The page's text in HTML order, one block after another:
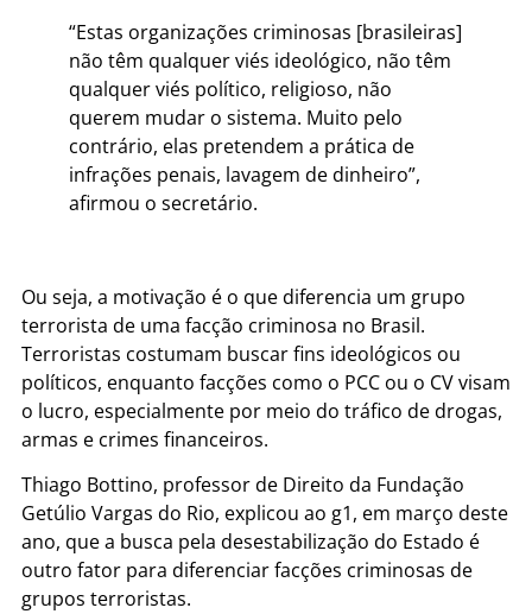
“Estas organizações criminosas [brasileiras]
não têm qualquer viés ideológico, não têm
qualquer viés político, religioso, não
querem mudar o sistema. Muito pelo
contrário, elas pretendem a prática de
infrações penais, lavagem de dinheiro”,
afirmou o secretário.
Ou seja, a motivação é o que diferencia um grupo
terrorista de uma facção criminosa no Brasil.
Terroristas costumam buscar fins ideológicos ou
políticos, enquanto facções como o PCC ou o CV visam
o lucro, especialmente por meio do tráfico de drogas,
armas e crimes financeiros.
Thiago Bottino, professor de Direito da Fundação
Getúlio Vargas do Rio, explicou ao g1, em março deste
ano, que a busca pela desestabilização do Estado é
outro fator para diferenciar facções criminosas de
grupos terroristas.